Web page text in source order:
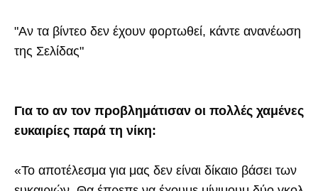
"Αν τα βίντεο δεν έχουν φορτωθεί, κάντε ανανέωση
της Σελίδας"
Για το αν τον προβλημάτισαν οι πολλές χαμένες
ευκαιρίες παρά τη νίκη:
«Το αποτέλεσμα για μας δεν είναι δίκαιο βάσει των